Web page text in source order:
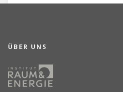
ÜBER UNS